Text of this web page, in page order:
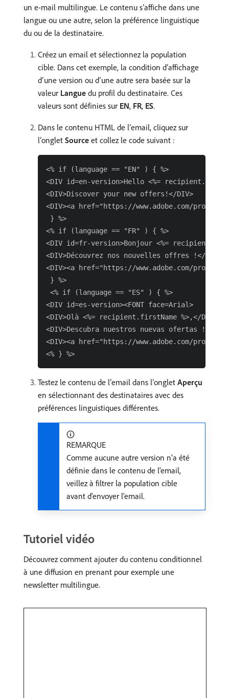
un e-mail multilingue. Le contenu s’affiche dans une
langue ou une autre, selon la préférence linguistique
du ou de la destinataire.
Créez un email et sélectionnez la population
cible. Dans cet exemple, la condition d’affichage
d’une version ou d’une autre sera basée sur la
valeur Langue du profil du destinataire. Ces
valeurs sont définies sur EN, FR, ES.
Dans le contenu HTML de l’email, cliquez sur
l’onglet Source et collez le code suivant :
<% if (language == "EN" ) { %>
<DIV id=en-version>Hello <%=
<DIV>Discover your new offers!</DIV>
<DIV><a href="https://www.adobe.com/products/
} %>
<% if (language == "FR" ) { %>
<DIV id=fr-version>Bonjour <%=
<DIV>Découvrez nos nouvelles offres !</DIV>
<DIV><a href="https://www.adobe.com/
} %>
<% if (language == "ES" ) { %>
<DIV id=es-version><FONT face=Arial>
<DIV>Olà <%= recipient.firstName %>,</DIV>
<DIV>Descubra nuestros nuevas ofertas !</
<DIV><a href="https://www.adobe.com/
Testez le contenu de l’email dans l’onglet Aperçu
en sélectionnant des destinataires avec des
préférences linguistiques différentes.
REMARQUE
Comme aucune autre version n'a été
définie dans le contenu de l'email,
veillez à filtrer la population cible
avant d'envoyer l'email.
Tutoriel vidéo
Découvrez comment ajouter du contenu conditionnel
à une diffusion en prenant pour exemple une
newsletter multilingue.